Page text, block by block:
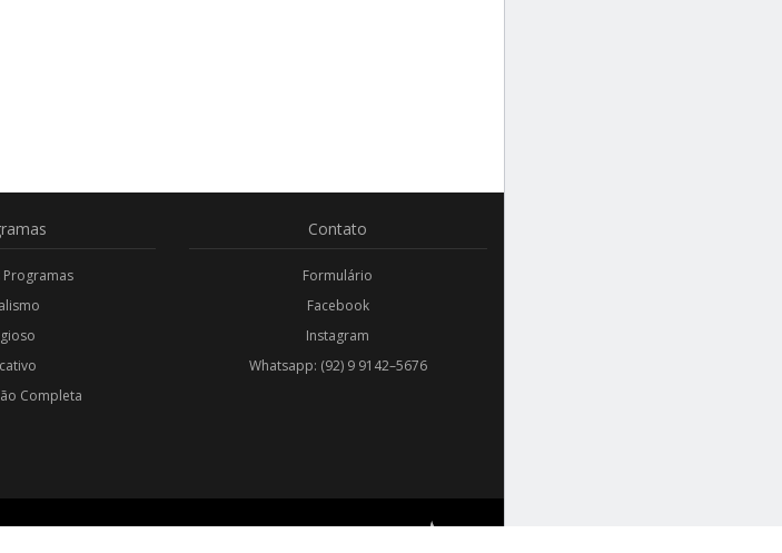
Completa
Contato
Formulário
Facebook
Instagram
Whatsapp: (92) 9 9142–5676